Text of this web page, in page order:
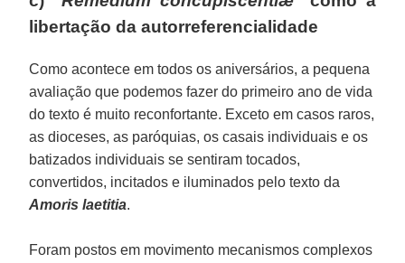
libertação da autorreferencialidade
Como acontece em todos os aniversários, a pequena
avaliação que podemos fazer do primeiro ano de vida
do texto é muito reconfortante. Exceto em casos raros,
as dioceses, as paróquias, os casais individuais e os
batizados individuais se sentiram tocados,
convertidos, incitados e iluminados pelo texto da
Amoris laetitia.
Foram postos em movimento mecanismos complexos